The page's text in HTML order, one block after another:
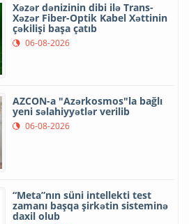
Xəzər dənizinin dibi ilə Trans-
Xəzər Fiber-Optik Kabel Xəttinin
çəkilişi başa çatıb
06-08-2026
AZCON-a "Azərkosmos"la bağlı
yeni səlahiyyətlər verilib
06-08-2026
“Meta”nın süni intellekti test
zamanı başqa şirkətin sisteminə
daxil olub